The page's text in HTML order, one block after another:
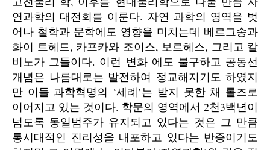
연과학의 대전회를 이룬다. 자연 과학의 영역을 벗
어나 철학과 문학에도 영향을 미치는데 베르그송과
화이 트헤드, 카프카와 조이스, 보르헤스, 그리고 칼
비노가 그들이다. 이런 변화 에도 불구하고 공동선
개념은 나름대로는 발전하여 정교해지기도 하였지
만 이들 과학혁명의 ‘세례’는 받지 못한 채 롤즈로
이어지고 있는 것이다. 학문의 영역에서 2천3백년이
넘도록 동일범주가 유지되고 있다는 것은 그 만큼
통시대적인 진리성을 내포하고 있다는 반증이기도